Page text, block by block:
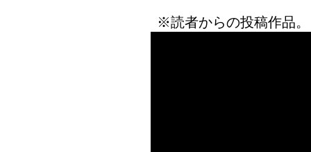
※読者からの投稿作品